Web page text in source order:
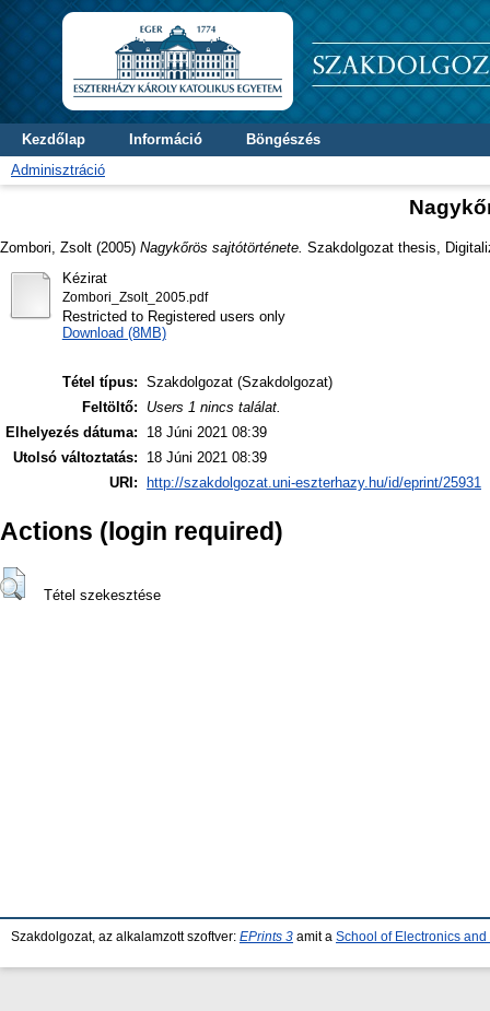
Kezdőlap Információ
Böngészés
Adminisztráció
Zombori, Zsolt (2005) Nagykőrös sajtótörténete. Szakdolgozat thesis,
Kézirat
Zombori_Zsolt_2005.pdf
Restricted to Registered users only
Download (8MB)
Tétel típus: Szakdolgozat (Szakdolgozat)
Feltöltő:
Users 1 nincs találat.
Elhelyezés dátuma:
18 Júni 2021 08:39
Utolsó változtatás:
18 Júni 2021 08:39
URI:
http://szakdolgozat.uni-eszterhazy.hu/id/eprint/25931
Actions (login required)
Tétel szekesztése
Szakdolgozat, az alkalamzott szoftver: EPrints 3 amit a School of Electronics